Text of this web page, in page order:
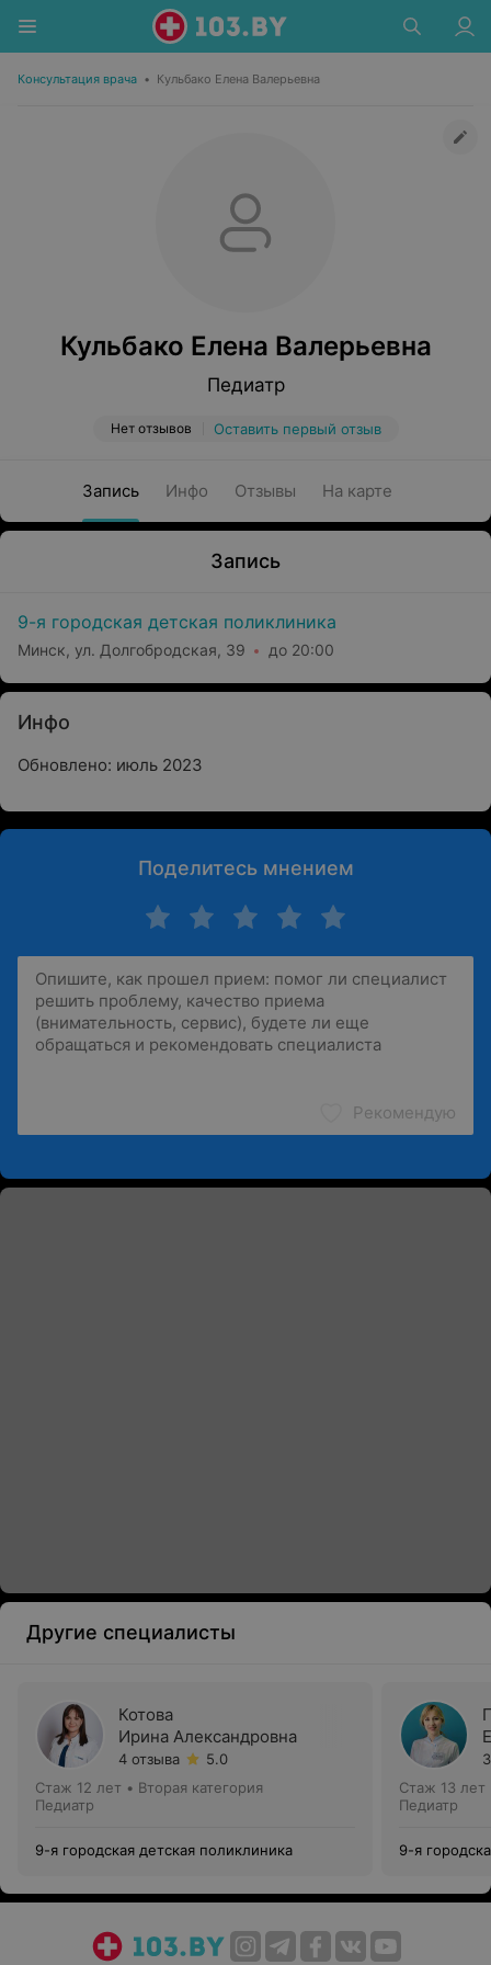
Консультация врача • Кульбако Елена Валерьевна
Кульбако Елена Валерьевна
Педиатр
Нет отзывов Оставить первый отзыв
Запись Инфо Отзывы На карте
Запись
9-я городская детская поликлиника
Минск, ул. Долгобродская, 39 до 20:00
Инфо
Обновлено: июль 2023
Поделитесь мнением
Рекомендую
Другие специалисты
Котова
Ирина Александровна
4 отзыва
5.0
Стаж 12 лет • Вторая категория
Педиатр
9-я городская детская поликлиника
Стаж 13 лет
Педиатр
9-я